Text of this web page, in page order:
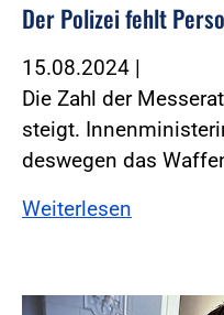
Der Polizei fehlt
15.08.2024 |
Die Zahl der
steigt.
deswegen das
Weiterlesen